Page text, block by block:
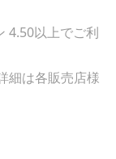
4.50以上でご利
細は各販売店様